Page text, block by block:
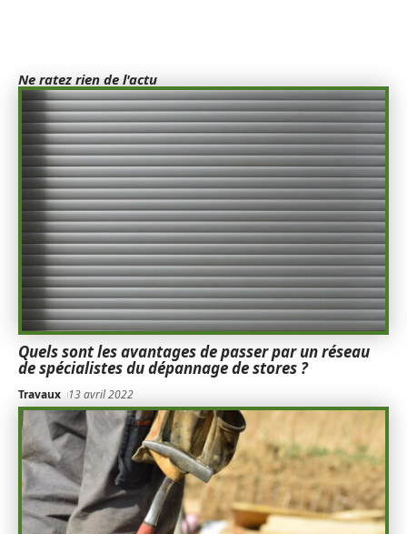
Ne ratez rien de l'actu
Quels sont les avantages de passer par un réseau
de spécialistes du dépannage de stores ?
Travaux 13 avril 2022